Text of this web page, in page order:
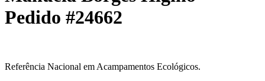
Pedido #24662
Referência Nacional em Acampamentos Ecológicos.